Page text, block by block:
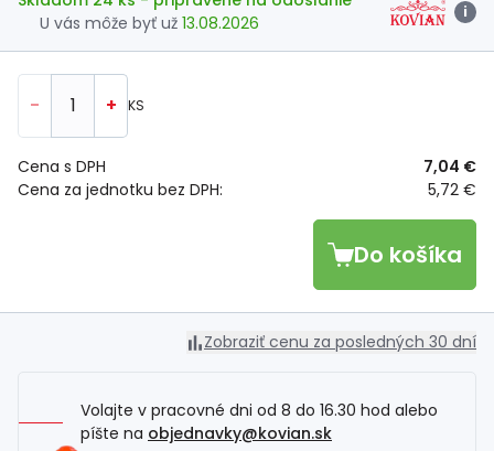
U vás môže byť už 13.08.2026
i
- + KS
Cena za jednotku bez DPH: 5,72 €
Cena s DPH 7,04 €
Do košíka
Zobraziť cenu za posledných 30 dní
Volajte v pracovné dni od 8 do 16.30 hod alebo
píšte na objednavky@kovian.sk